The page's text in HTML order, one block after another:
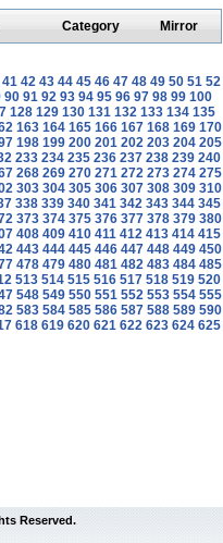
Category Mirror
41 42 43 44 45 46 47 48 49 50 51 52
90 91 92 93 94 95 96 97 98 99 100
128 129 130 131 132 133 134 135
163 164 165 166 167 168 169 170
198 199 200 201 202 203 204 205
233 234 235 236 237 238 239 240
268 269 270 271 272 273 274 275
303 304 305 306 307 308 309 310
338 339 340 341 342 343 344 345
373 374 375 376 377 378 379 380
408 409 410 411 412 413 414 415
443 444 445 446 447 448 449 450
478 479 480 481 482 483 484 485
513 514 515 516 517 518 519 520
548 549 550 551 552 553 554 555
583 584 585 586 587 588 589 590
618 619 620 621 622 623 624 625
Reserved.